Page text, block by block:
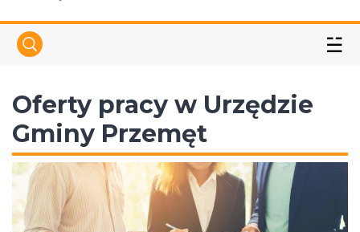
☱
Oferty pracy w Urzędzie
Gminy Przemęt